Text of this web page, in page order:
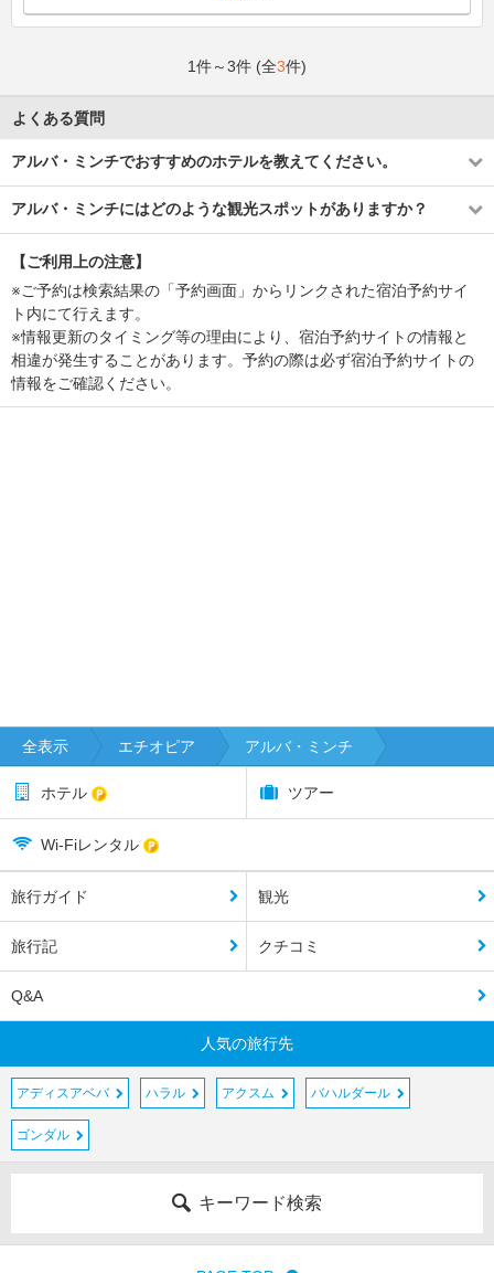
1件～3件 (全3件)
よくある質問
アルバ・ミンチでおすすめのホテルを教えてください。
アルバ・ミンチにはどのような観光スポットがありますか？
【ご利用上の注意】
※ご予約は検索結果の「予約画面」からリンクされた宿泊予約サイ
ト内にて行えます。
※情報更新のタイミング等の理由により、宿泊予約サイトの情報と
相違が発生することがあります。予約の際は必ず宿泊予約サイトの
情報をご確認ください。
全表示 エチオピア アルバ・ミンチ
ホテル ツアー
Wi-Fiレンタル
旅行ガイド 観光
旅行記 クチコミ
Q&A
人気の旅行先
アディスアベバ ハラル アクスム バハルダール
ゴンダル
キーワード検索